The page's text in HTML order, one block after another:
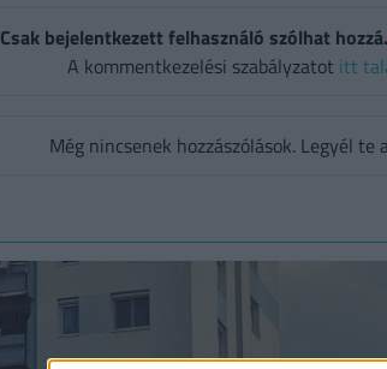
Csak bejelentkezett felhasználó szólhat hozzá.
A kommentkezelési szabályzatot itt
Még nincsenek hozzászólások. Legyél te